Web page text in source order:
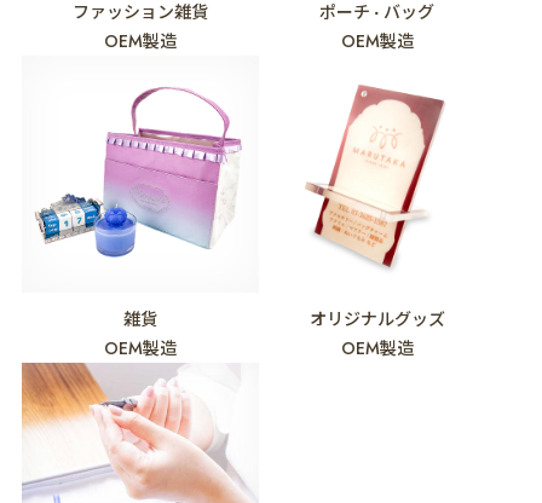
ファッション雑貨
OEM製造
ポーチ ・ バッグ
OEM製造
雑貨
OEM製造
オリジナルグッズ
OEM製造